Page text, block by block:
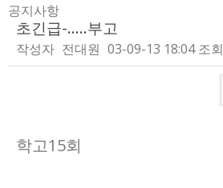
공지사항
초긴급-.....부고
작성자 전대원 03-09-13 18:04조회
학고15회